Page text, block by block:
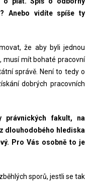
Anebo vidíte spíše ty
že aby byli jednou
musí mít bohaté pracovní
správě. Není to tedy o
dobrých pracovních
právnických fakult, na
dlouhodobého hlediska
Pro Vás osobně to je
sporů, jestli se tak